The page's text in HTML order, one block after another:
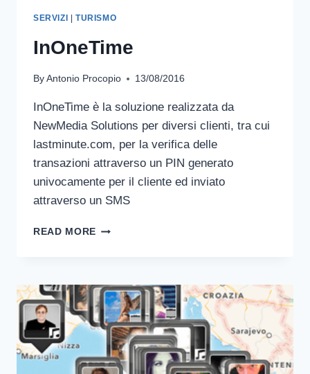
SERVIZI TURISMO
InOneTime
By Antonio Procopio 13/08/2016
InOneTime è la soluzione realizzata da
NewMedia Solutions per diversi clienti, tra cui
lastminute.com, per la verifica delle
transazioni attraverso un PIN generato
univocamente per il cliente ed inviato
attraverso un SMS
READ MORE INONETIME